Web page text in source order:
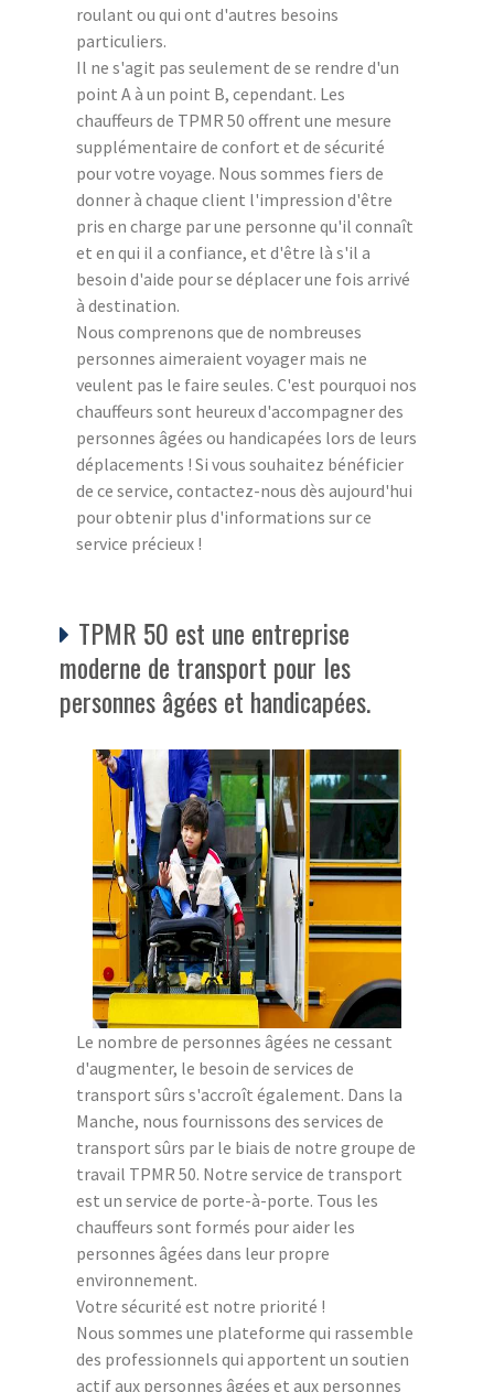
roulant ou qui ont d'autres besoins
particuliers.
Il ne s'agit pas seulement de se rendre d'un
point A à un point B, cependant. Les
chauffeurs de TPMR 50 offrent une mesure
supplémentaire de confort et de sécurité
pour votre voyage. Nous sommes fiers de
donner à chaque client l'impression d'être
pris en charge par une personne qu'il connaît
et en qui il a confiance, et d'être là s'il a
besoin d'aide pour se déplacer une fois arrivé
à destination.
Nous comprenons que de nombreuses
personnes aimeraient voyager mais ne
veulent pas le faire seules. C'est pourquoi nos
chauffeurs sont heureux d'accompagner des
personnes âgées ou handicapées lors de leurs
déplacements ! Si vous souhaitez bénéficier
de ce service, contactez-nous dès aujourd'hui
pour obtenir plus d'informations sur ce
service précieux !
TPMR 50 est une entreprise
moderne de transport pour les
personnes âgées et handicapées.
Le nombre de personnes âgées ne cessant
d'augmenter, le besoin de services de
transport sûrs s'accroît également. Dans la
Manche, nous fournissons des services de
transport sûrs par le biais de notre groupe de
travail TPMR 50. Notre service de transport
est un service de porte-à-porte. Tous les
chauffeurs sont formés pour aider les
personnes âgées dans leur propre
environnement.
Votre sécurité est notre priorité !
Nous sommes une plateforme qui rassemble
des professionnels qui apportent un soutien
actif aux personnes âgées et aux personnes